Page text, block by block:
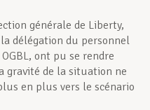
générale de Liberty,
délégation du personnel
ont pu se rendre
gravité de la situation ne
en plus vers le scénario